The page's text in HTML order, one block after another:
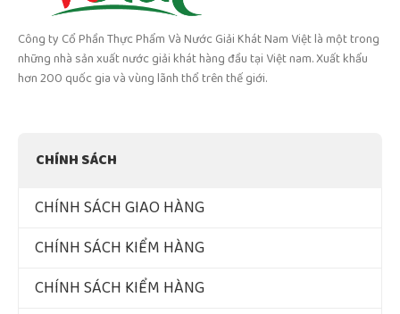
Công ty Cổ Phần Thực Phẩm Và Nước Giải Khát Nam Việt là một trong
những nhà sản xuất nước giải khát hàng đầu tại Việt nam. Xuất khẩu
hơn 200 quốc gia và vùng lãnh thổ trên thế giới.
CHÍNH SÁCH
CHÍNH SÁCH GIAO HÀNG
CHÍNH SÁCH KIỂM HÀNG
CHÍNH SÁCH KIỂM HÀNG